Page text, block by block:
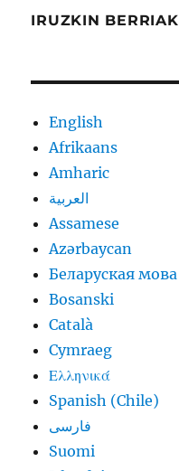
IRUZKIN BERRIAK
English
Afrikaans
Amharic
العربية
Assamese
Azərbaycan
Беларуская мова
Bosanski
Català
Cymraeg
Ελληνικά
Spanish (Chile)
فارسی
Suomi